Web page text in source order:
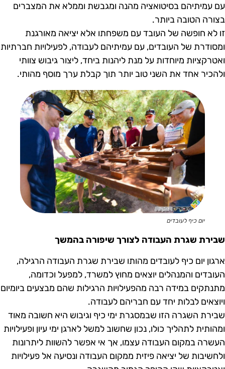
עמיתיהם בסיטואציה מהנה ומגבשת וממלא את המצברים
הטובה ביותר.
לא חופשה של העובד עם משפחתו אלא יציאה מאורגנת
של העובדים, עם עמיתיהם לעבודה, לפעילויות חברתיות
מיוחדות על מנת ליהנות ביחד, ליצור גיבוש צוותי
אחד את השני טוב יותר תוך קבלת ערך מוסף מהותי.
יום כיף לעובדים
שגרת העבודה לצורך שיפורה בהמשך
יום כיף לעובדים מהותו שבירת שגרת העבודה הרגילה,
והמנהלים יוצאים מחוץ למשרד, למפעל וכדומה,
במידה רבה מהפעילויות הרגילות שהם מבצעים ביומיום
לבלות יחד עם חבריהם לעבודה.
השגרה הזו שבמסגרת ימי כיף וגיבוש היא חשובה מאוד
לתהליך כולו, נכון שחשוב למשל לארגן ימי עיון ופעילויות
במקום העבודה עצמו, אך אי אפשר להשוות ליתרונות
של יציאה פיזית ממקום העבודה ונסיעה אל פעילויות